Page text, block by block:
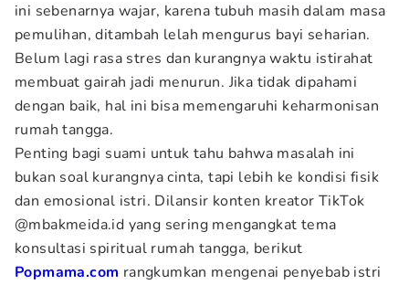
ini sebenarnya wajar, karena tubuh masih dalam masa
pemulihan, ditambah lelah mengurus bayi seharian.
Belum lagi rasa stres dan kurangnya waktu istirahat
membuat gairah jadi menurun. Jika tidak dipahami
dengan baik, hal ini bisa memengaruhi keharmonisan
rumah tangga.
Penting bagi suami untuk tahu bahwa masalah ini
bukan soal kurangnya cinta, tapi lebih ke kondisi fisik
dan emosional istri. Dilansir konten kreator TikTok
@mbakmeida.id yang sering mengangkat tema
konsultasi spiritual rumah tangga, berikut
Popmama.com rangkumkan mengenai penyebab istri